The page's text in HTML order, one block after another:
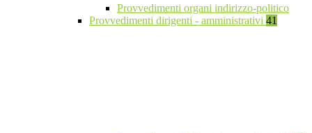
Provvedimenti organi indirizzo-politico
Provvedimenti dirigenti - amministrativi 41